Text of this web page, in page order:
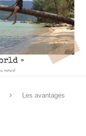
Les avantages